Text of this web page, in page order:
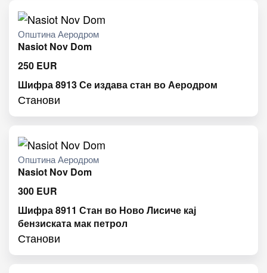
Општина Аеродром
Nasiot Nov Dom
250 EUR
Шифра 8913 Се издава стан во Аеродром
Станови
Општина Аеродром
Nasiot Nov Dom
300 EUR
Шифра 8911 Стан во Ново Лисиче кај
бензиската мак петрол
Станови